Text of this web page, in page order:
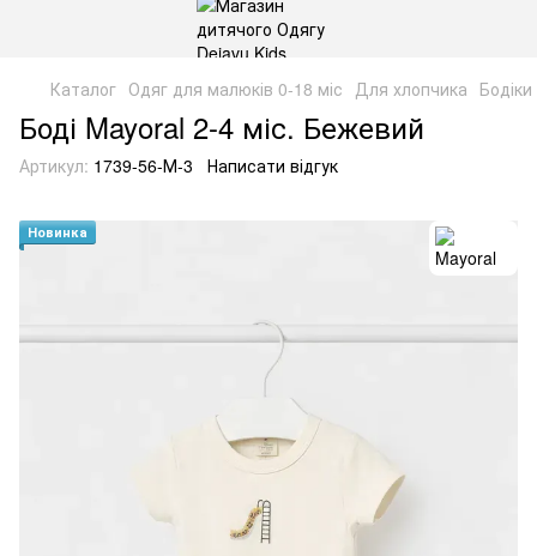
Каталог Одяг для малюків 0-18 міс Для хлопчика Бодіки
Боді Mayoral 2-4 міс. Бежевий
Артикул: 1739-56-М-3 Написати відгук
Новинка